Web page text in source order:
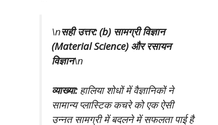
\nसही उत्तर: (b) सामग्री विज्ञान
(Material Science) और रसायन
विज्ञान\n
व्याख्या:हालिया शोधों में वैज्ञानिकों ने
सामान्य प्लास्टिक कचरे को एक ऐसी
उन्नत सामग्री में बदलने में सफलता पाई है